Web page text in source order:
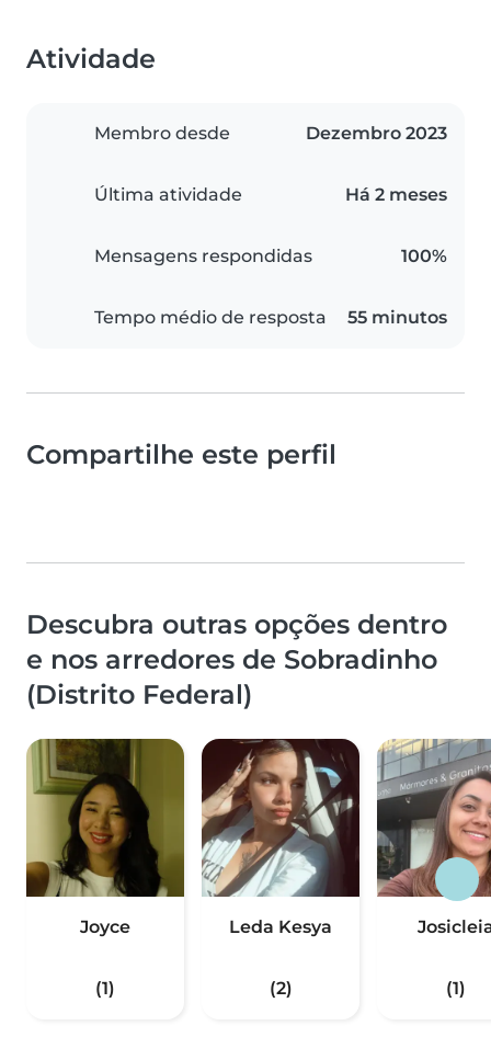
Atividade
Membro desde Dezembro 2023
Última atividade Há 2 meses
Mensagens respondidas 100%
Tempo médio de resposta 55 minutos
Compartilhe este perfil
Descubra outras opções dentro
e nos arredores de Sobradinho
(Distrito Federal)
Joyce
(1)
Leda Kesya
(2) (1)